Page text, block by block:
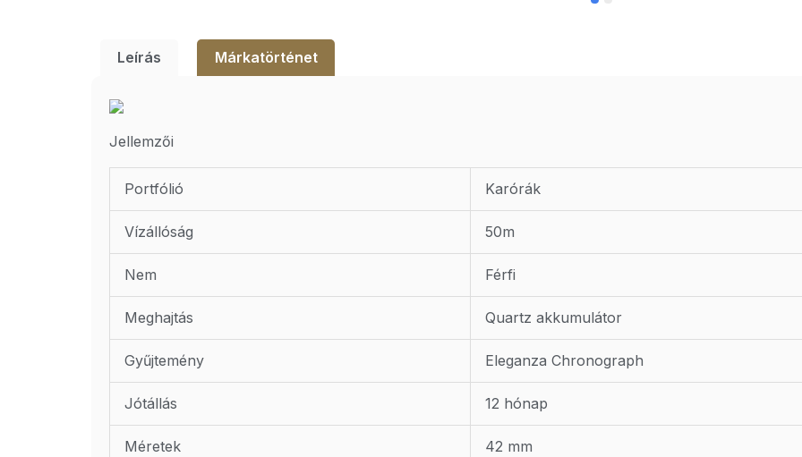
Leírás Márkatörténet
Jellemzői
Portfólió Karórák
Vízállóság 50m
Nem Férfi
Meghajtás Quartz akkumulátor
Gyűjtemény Eleganza Chronograph
Jótállás 12 hónap
Méretek 42 mm